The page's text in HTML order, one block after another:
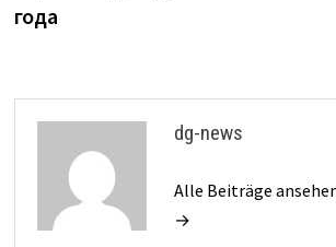
года
dg-news
Alle Beiträge
→